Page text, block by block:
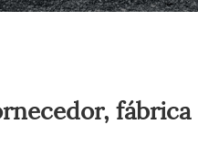
fábrica